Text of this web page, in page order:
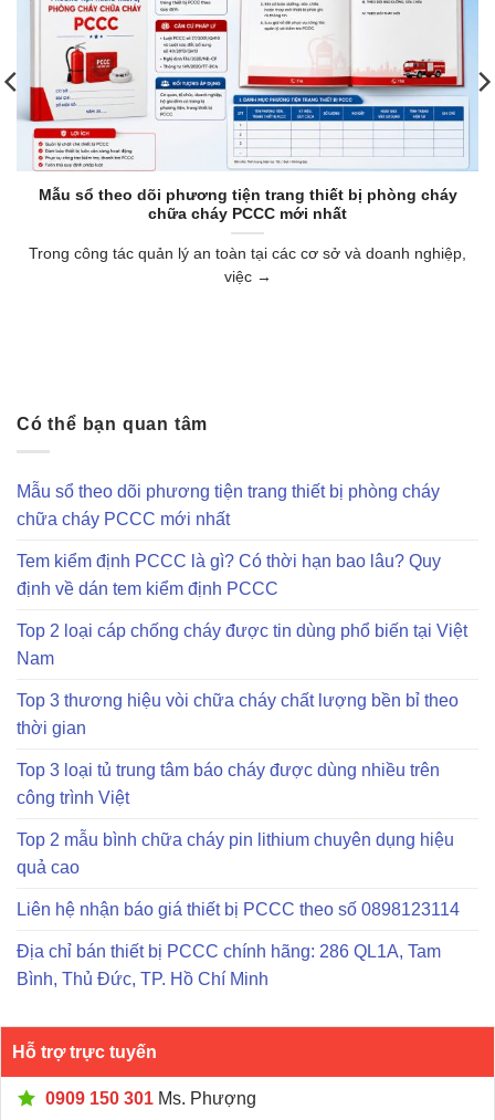
Mẫu sổ theo dõi phương tiện trang thiết bị phòng cháy
chữa cháy PCCC mới nhất
Trong công tác quản lý an toàn tại các cơ sở và doanh nghiệp,
việc →
Có thể bạn quan tâm
Mẫu sổ theo dõi phương tiện trang thiết bị phòng cháy
chữa cháy PCCC mới nhất
Tem kiểm định PCCC là gì? Có thời hạn bao lâu? Quy
định về dán tem kiểm định PCCC
Top 2 loại cáp chống cháy được tin dùng phổ biến tại Việt
Nam
Top 3 thương hiệu vòi chữa cháy chất lượng bền bỉ theo
thời gian
Top 3 loại tủ trung tâm báo cháy được dùng nhiều trên
công trình Việt
Top 2 mẫu bình chữa cháy pin lithium chuyên dụng hiệu
quả cao
Liên hệ nhận báo giá thiết bị PCCC theo số 0898123114
Địa chỉ bán thiết bị PCCC chính hãng: 286 QL1A, Tam
Bình, Thủ Đức, TP. Hồ Chí Minh
Hỗ trợ trực tuyến
0909 150 301 Ms. Phượng